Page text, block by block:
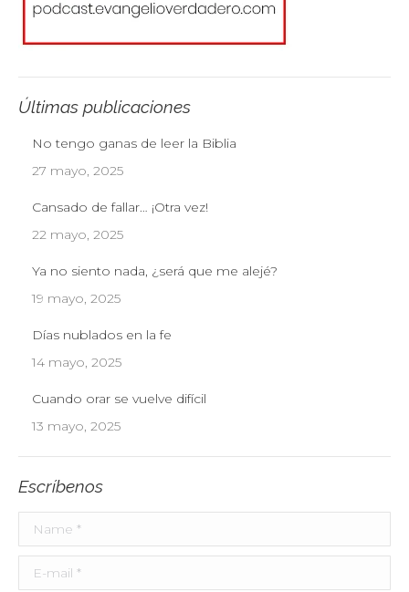
Últimas publicaciones
No tengo ganas de leer la Biblia
27 mayo, 2025
Cansado de fallar… ¡Otra vez!
22 mayo, 2025
Ya no siento nada, ¿será que me alejé?
19 mayo, 2025
Días nublados en la fe
14 mayo, 2025
Cuando orar se vuelve difícil
13 mayo, 2025
Escríbenos
Name *
E-mail *